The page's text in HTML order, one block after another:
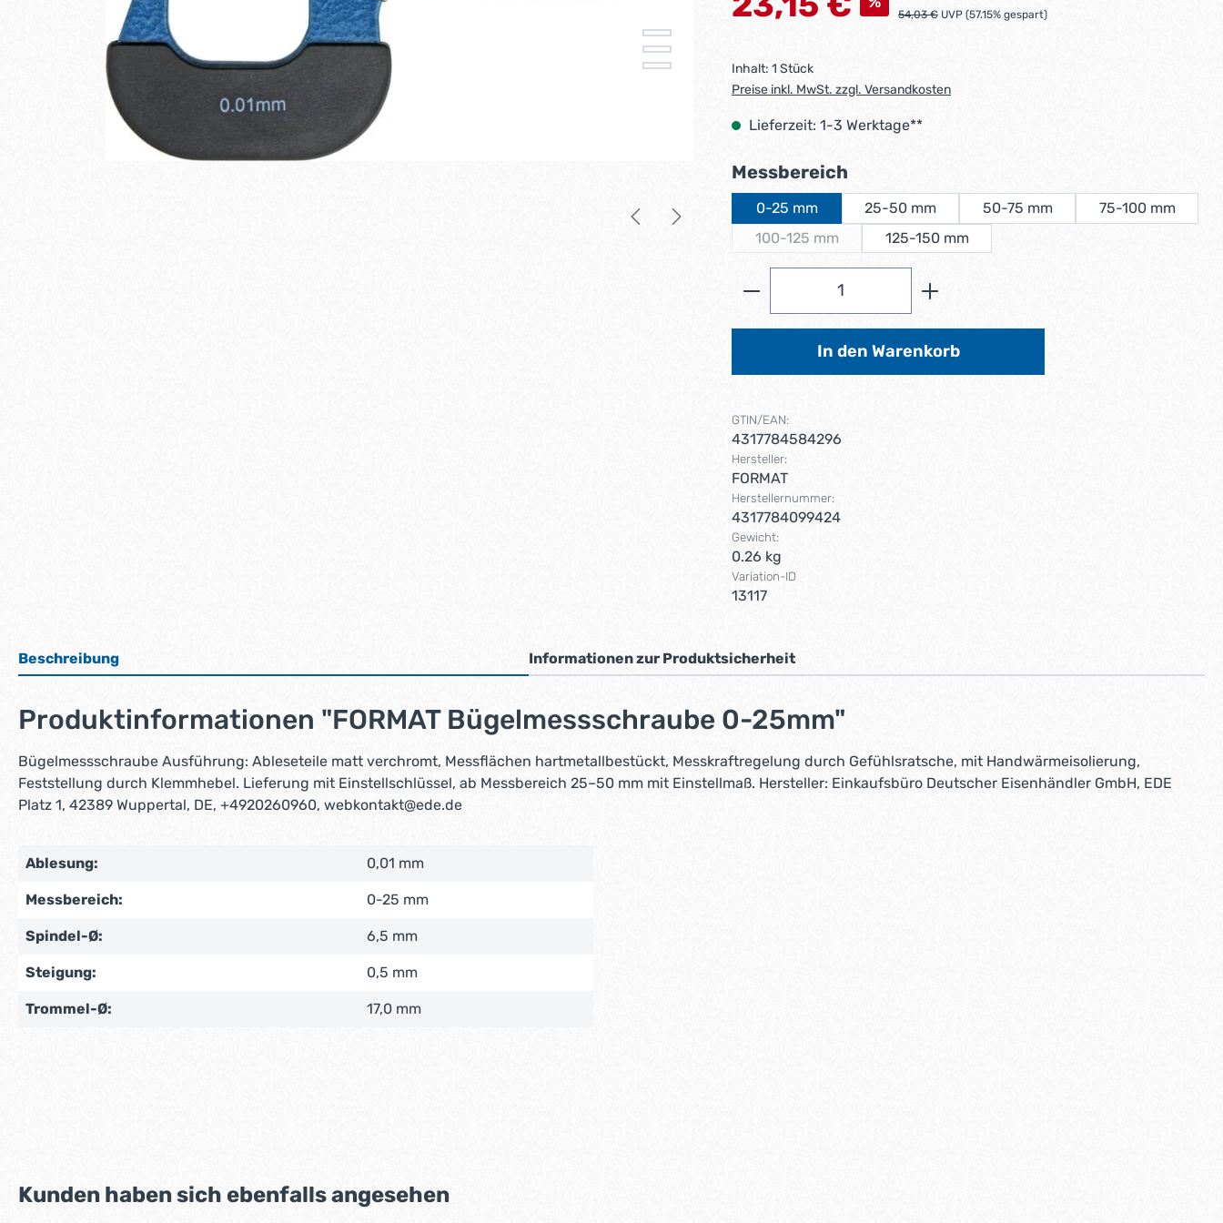
Regulärer Preis:
54,03 € UVP (57.15% gespart)
Inhalt: 1 Stück
Preise inkl. MwSt. zzgl. Versandkosten
Lieferzeit: 1-3 Werktage**
Messbereich
0-25 mm 25-50 mm 50-75 mm
75-100 mm
100-125 mm
(Diese Option ist zurzeit nicht verfügbar.)
125-150 mm
Produkt Anzahl: Gib den gewünschten Wert
In den Warenkorb
GTIN/EAN:
4317784584296
Hersteller:
FORMAT
Herstellernummer:
4317784099424
Gewicht:
0.26 kg
Variation-ID
13117
Beschreibung Informationen zur Produktsicherheit
Produktinformationen "FORMAT Bügelmessschraube 0-25mm"
Bügelmessschraube Ausführung: Ableseteile matt verchromt, Messflächen hartmetallbestückt, Messkraftregelung durch Gefühlsratsche, mit Handwärmeisolierung,
Feststellung durch Klemmhebel. Lieferung mit Einstellschlüssel, ab Messbereich 25–50 mm mit Einstellmaß. Hersteller: Einkaufsbüro Deutscher Eisenhändler GmbH, EDE
Platz 1, 42389 Wuppertal, DE, +4920260960, webkontakt@ede.de
Ablesung: 0,01 mm
Messbereich: 0-25 mm
Spindel-Ø: 6,5 mm
Steigung: 0,5 mm
Trommel-Ø: 17,0 mm
Produktgalerie überspringen
Kunden haben sich ebenfalls angesehen